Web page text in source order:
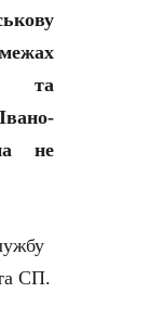
та
не
СП.